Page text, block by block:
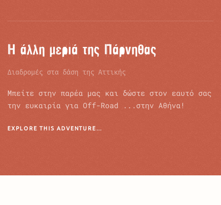
Η άλλη μεριά της Πάρνηθας
Διαδρομές στα δάση της Αττικής
Μπείτε στην παρέα μας και δώστε στον εαυτό σας
την ευκαιρία για Off-Road ...στην Αθήνα!
EXPLORE THIS ADVENTURE…